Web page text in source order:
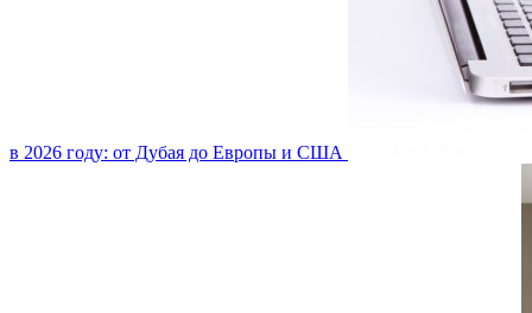
в 2026 году: от Дубая до Европы и США